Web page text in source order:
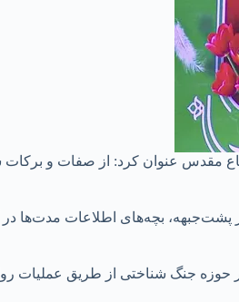
مقدس عنوان کرد: از صفات و برکات
پشت‌جبهه، بچه‌های اطلاعات مدت‌ها در
حوزه جنگ شناختی از طریق عملیات